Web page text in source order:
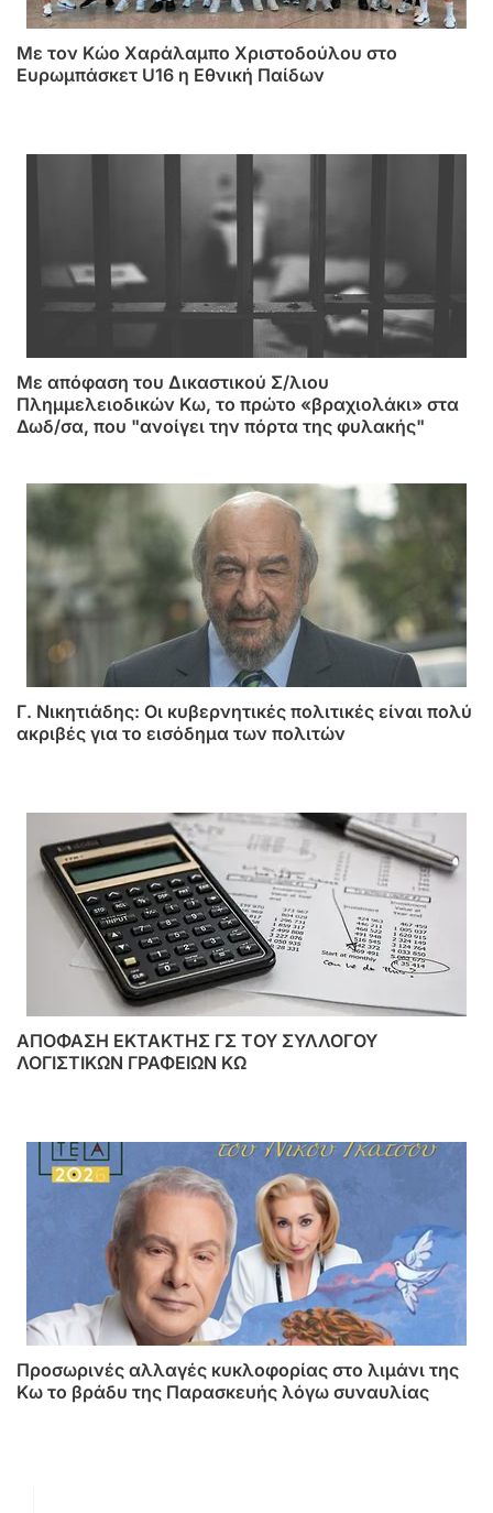
Με τον Κώο Χαράλαμπο Χριστοδούλου στο
Ευρωμπάσκετ U16 η Εθνική Παίδων
Mε απόφαση του Δικαστικού Σ/λιου
Πλημμελειοδικών Κω, το πρώτο «βραχιολάκι» στα
Δωδ/σα, που "ανοίγει την πόρτα της φυλακής"
Γ. Νικητιάδης: Οι κυβερνητικές πολιτικές είναι πολύ
ακριβές για το εισόδημα των πολιτών
ΑΠΟΦΑΣΗ ΕΚΤΑΚΤΗΣ ΓΣ ΤΟΥ ΣΥΛΛΟΓΟΥ
ΛΟΓΙΣΤΙΚΩΝ ΓΡΑΦΕΙΩΝ ΚΩ
Προσωρινές αλλαγές κυκλοφορίας στο λιμάνι της
Κω το βράδυ της Παρασκευής λόγω συναυλίας